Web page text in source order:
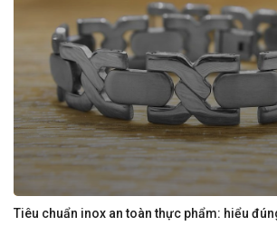
Tiêu chuẩn inox an toàn thực phẩm: hiểu